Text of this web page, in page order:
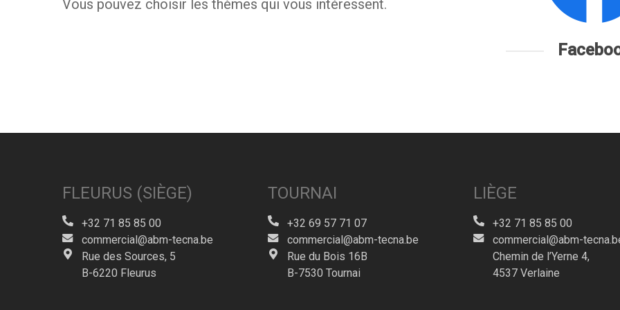
Vous pouvez choisir les thèmes qui vous intéressent.
FLEURUS (SIÈGE)
+32 71 85 85 00
commercial@abm-tecna.be
Rue des Sources, 5
B-6220 Fleurus
TOURNAI
+32 69 57 71 07
commercial@abm-tecna.be
Rue du Bois 16B
B-7530 Tournai
LIÈGE
+32 71 85 85 00
commercial@abm-
Chemin de l’Yerne 4,
4537 Verlaine